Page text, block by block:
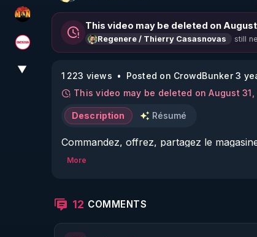
OHM ÉGA MAN
Magazine Nexus
▼
This video may be deleted on August
Regenere / Thierry Casasnovas still
1 223 views
Posted on CrowdBunker 3
This video may be deleted on August
Description Résumé
Commandez, offrez, partagez le
▶ https://boutique.magazine-regenere.fr/
Premier volet d'une série de vidéos qui
More
12 COMMENTS